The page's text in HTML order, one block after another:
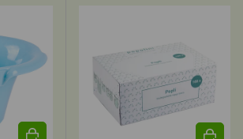
OPTIONEN AUSWÄHLEN IN DEN